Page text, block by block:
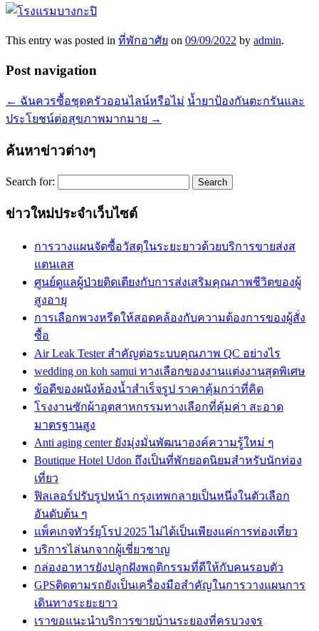
This entry was posted in ที่พักอาศัย on 09/09/2022 by admin.
Post navigation
← ฉันควรซื้อชุดครัวออนไลน์หรือไม่ น้ำยาป้องกันตะกรันและ
ประโยชน์ต่อสุขภาพมากมาย →
ค้นหาข่าวต่างๆ
Search for:
ข่าวใหม่ประจำเว็บไซต์
การวางแผนจัดซื้อวัสดุในระยะยาวด้วยบริการขายส่งส
แตนเลส
ศูนย์ดูแลผู้ป่วยติดเตียงกับการส่งเสริมคุณภาพชีวิตของผู้
สูงอายุ
การเลือกพวงหรีดให้สอดคล้องกับความต้องการของผู้สั่ง
ซื้อ
Air Leak Tester สำคัญต่อระบบคุณภาพ QC อย่างไร
wedding on koh samui ทางเลือกของงานแต่งงานสุดพิเศษ
ข้อดีของผนังห้องน้ำสำเร็จรูป ราคาคุ้มกว่าที่คิด
โรงงานซักผ้าอุตสาหกรรมทางเลือกที่คุ้มค่า สะอาด
มาตรฐานสูง
Anti aging center ยังมุ่งมั่นพัฒนาองค์ความรู้ใหม่ ๆ
Boutique Hotel Udon ถึงเป็นที่พักยอดนิยมสำหรับนักท่อง
เที่ยว
ฟิลเลอร์ปรับรูปหน้า กรุงเทพกลายเป็นหนึ่งในตัวเลือก
อันดับต้น ๆ
แพ็คเกจทัวร์ยุโรป 2025 ไม่ได้เป็นเพียงแค่การท่องเที่ยว
บริการไล่นกจากผู้เชี่ยวชาญ
กล่องอาหารยังปลูกฝังพฤติกรรมที่ดีให้กับคนรอบตัว
GPSติดตามรถยังเป็นเครื่องมือสำคัญในการวางแผนการ
เดินทางระยะยาว
เราขอแนะนำบริการขายบ้านระยองที่ครบวงจร